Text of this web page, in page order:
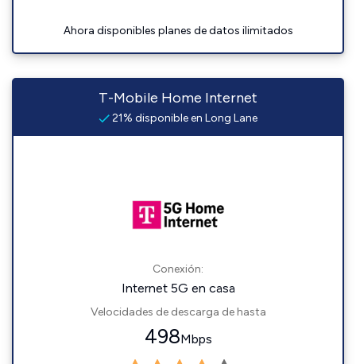
Ahora disponibles planes de datos ilimitados
T-Mobile Home Internet
21% disponible en Long Lane
Conexión:
Internet 5G en casa
Velocidades de descarga de hasta
498Mbps